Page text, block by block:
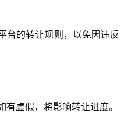
台的转让规则，以免因违反
虚假，将影响转让进度。